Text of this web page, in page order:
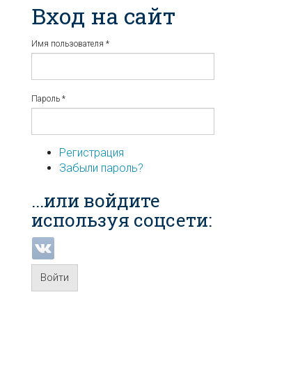
Вход на сайт
Имя пользователя *
Пароль *
Регистрация
Забыли пароль?
...или войдите
используя соцсети:
Войти